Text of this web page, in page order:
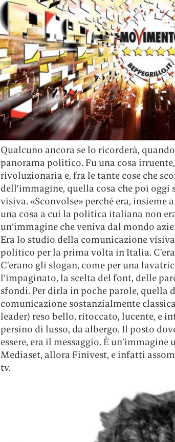
Qualcuno ancora se lo ricorderà,
panorama politico. Fu una cosa
rivoluzionaria e, fra le tante cose che
dell’immagine, quella cosa che poi
visiva. «Sconvolse» perché era, insieme
una cosa a cui la politica italiana non
un’immagine che veniva dal mondo
Era lo studio della comunicazione
politico per la prima volta in Italia.
C’erano gli slogan, come per una
l’impaginato, la scelta del font, delle
sfondi. Per dirla in poche parole, quella
comunicazione sostanzialmente
leader) reso bello, ritoccato, lucente, e
persino di lusso, da albergo. Il posto
essere, era il messaggio. È
Mediaset, allora Finivest, e infatti
tv.